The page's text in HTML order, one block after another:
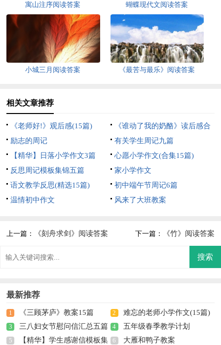
寓山注序阅读答案 蝴蝶现代文阅读答案
小城三月阅读答案 《最苦与最乐》阅读答案
相关文章推荐
《老师好!》观后感(15篇)
《谁动了我的奶酪》读后感合
集15篇
励志的周记
有关学生周记九篇
【精华】日落小学作文3篇
心愿小学作文(合集15篇)
反思周记模板集锦五篇
家小学作文
语文教学反思(精选15篇)
初中端午节周记6篇
温情初中作文
风来了大班教案
上一篇： 《刻舟求剑》阅读答案 下一篇： 《竹》阅读答案
最新推荐
1 《三顾茅庐》教案15篇 2 难忘的老师小学作文(15篇)
3 三八妇女节慰问信汇总五篇 4 五年级春季教学计划
5
【精华】学生感谢信模板集
6 大雁和鸭子教案